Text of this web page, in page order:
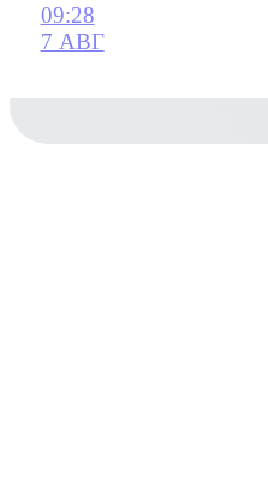
09:28
7 АВГ